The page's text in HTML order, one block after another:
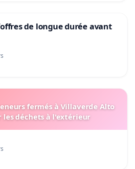
de longue durée avant
fermés à Villaverde Alto
déchets à l'extérieur